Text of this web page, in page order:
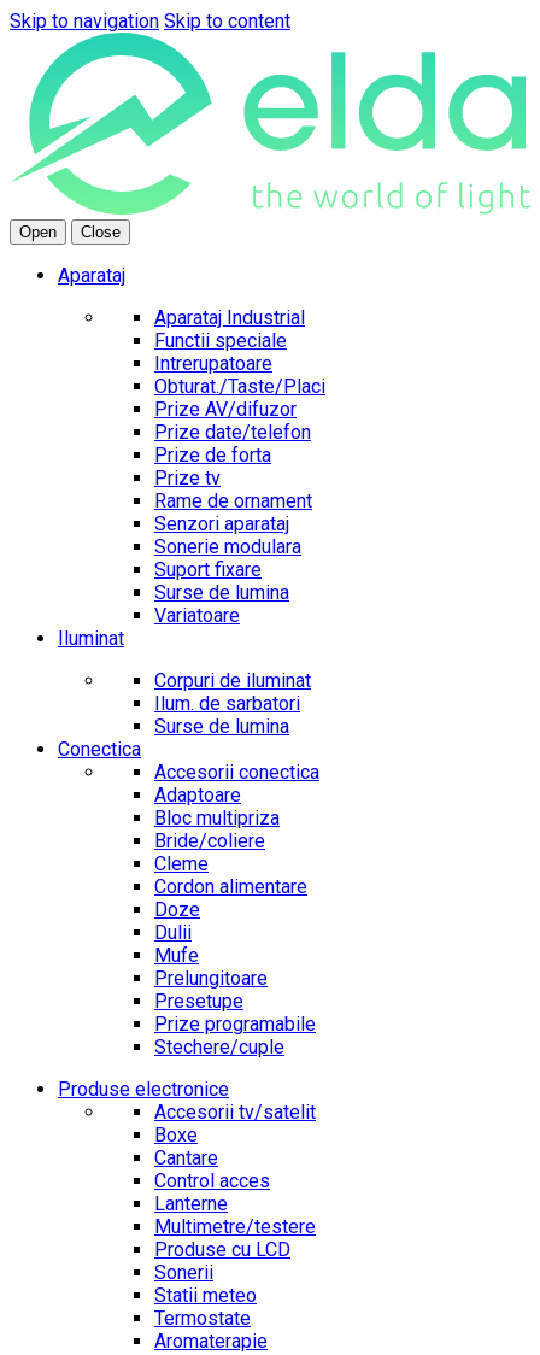
Skip to navigation Skip to content
Open Close
Aparataj
Aparataj Industrial
Functii speciale
Intrerupatoare
Obturat./Taste/Placi
Prize AV/difuzor
Prize date/telefon
Prize de forta
Prize tv
Rame de ornament
Senzori aparataj
Sonerie modulara
Suport fixare
Surse de lumina
Variatoare
Iluminat
Corpuri de iluminat
Ilum. de sarbatori
Surse de lumina
Conectica
Accesorii conectica
Adaptoare
Bloc multipriza
Bride/coliere
Cleme
Cordon alimentare
Doze
Dulii
Mufe
Prelungitoare
Presetupe
Prize programabile
Stechere/cuple
Produse electronice
Accesorii tv/satelit
Boxe
Cantare
Control acces
Lanterne
Multimetre/testere
Produse cu LCD
Sonerii
Statii meteo
Termostate
Aromaterapie